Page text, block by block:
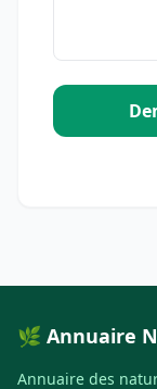
🌿 Annuaire
Annuaire des